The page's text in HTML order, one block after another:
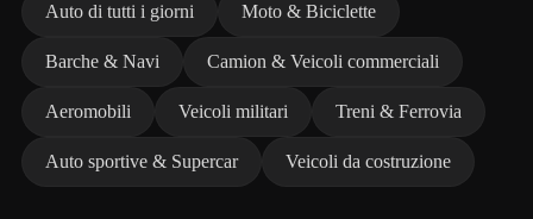
Auto di tutti i giorni Moto & Biciclette
Barche & Navi Camion & Veicoli commerciali
Aeromobili Veicoli militari Treni & Ferrovia
Auto sportive & Supercar Veicoli da costruzione